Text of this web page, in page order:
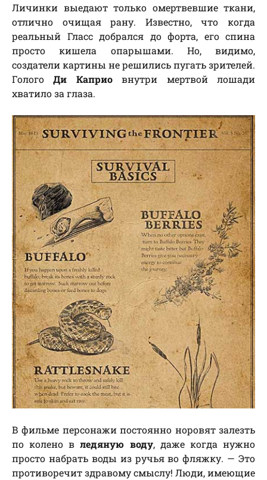
Личинки выедают только омертвевшие ткани,
отлично очищая рану. Известно, что когда
реальный Гласс добрался до форта, его спина
просто кишела опарышами. Но, видимо,
создатели картины не решились пугать зрителей.
Голого Ди Каприовнутри мертвой лошади
хватило за глаза.
В фильме персонажи постоянно норовят залезть
по колено вледяную воду, даже когда нужно
просто набрать воды из ручья во фляжку. — Это
противоречит здравому смыслу! Люди, имеющие